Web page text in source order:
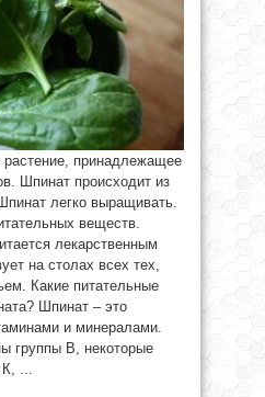
принадлежащее
Шпинат происходит из
легко выращивать.
веществ.
лекарственным
на столах всех тех,
Какие питательные
Шпинат – это
и минералами.
группы В, некоторые
К, ...